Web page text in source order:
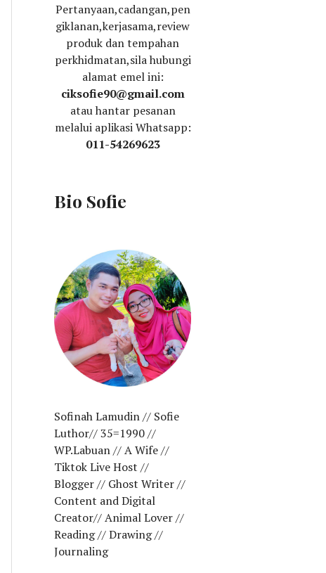
Pertanyaan,cadangan,pen
giklanan,kerjasama,review
produk dan tempahan
perkhidmatan,sila hubungi
alamat emel ini:
ciksofie90@gmail.com
atau hantar pesanan
melalui aplikasi Whatsapp:
011-54269623
Bio Sofie
Sofinah Lamudin // Sofie
Luthor// 35=1990 //
WP.Labuan // A Wife //
Tiktok Live Host //
Blogger // Ghost Writer //
Content and Digital
Creator// Animal Lover //
Reading // Drawing //
Journaling